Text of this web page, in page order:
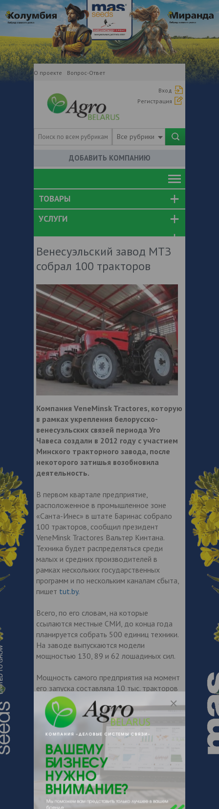
О проекте Вопрос-Ответ
Вход
Регистрация
Все рубрики
ДОБАВИТЬ КОМПАНИЮ
ТОВАРЫ
УСЛУГИ
Венесуэльский завод МТЗ
собрал 100 тракторов
Компания VeneMinsk Tractores, которую
в рамках укрепления белорусско-
венесуэльских связей периода Уго
Чавеса создали в 2012 году с участием
Минского тракторного завода, после
некоторого затишья возобновила
деятельность.
В первом квартале предприятие,
расположенное в промышленное зоне
«Санта-Инес» в штате Баринас собрало
100 тракторов, сообщил президент
VeneMinsk Tractores Вальтер Кинтана.
Техника будет распределяться среди
малых и средних производителей в
рамках нескольких государственных
программ и по нескольким каналам сбыта,
пишет tut.by.
Всего, по его словам, на которые
ссылаются местные СМИ, до конца года
планируется собрать 500 единиц техники.
На заводе выпускаются модели
мощностью 130, 89 и 62 лошадиных сил.
Мощность самого предприятия на момент
его запуска составляла 10 тыс. тракторов
в год. В этой же промышленной зоне
расположен завод MazVen, проектная
мощность которого составляет 5 тыс.
грузовиков в год, и открытый в конце 2015
года с участием Николаса Мадуры завод
дорожно-строительной техники
Maquinarias Barinas.
Дата публикации:14.04.2016
Поделиться: